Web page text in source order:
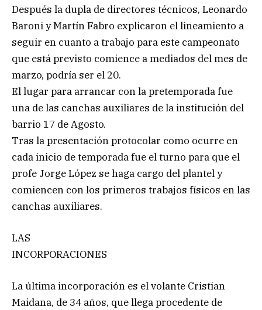
Después la dupla de directores técnicos, Leonardo
Baroni y Martín Fabro explicaron el lineamiento a
seguir en cuanto a trabajo para este campeonato
que está previsto comience a mediados del mes de
marzo, podría ser el 20.
El lugar para arrancar con la pretemporada fue
una de las canchas auxiliares de la institución del
barrio 17 de Agosto.
Tras la presentación protocolar como ocurre en
cada inicio de temporada fue el turno para que el
profe Jorge López se haga cargo del plantel y
comiencen con los primeros trabajos físicos en las
canchas auxiliares.
LAS
INCORPORACIONES
La última incorporación es el volante Cristian
Maidana, de 34 años, que llega procedente de